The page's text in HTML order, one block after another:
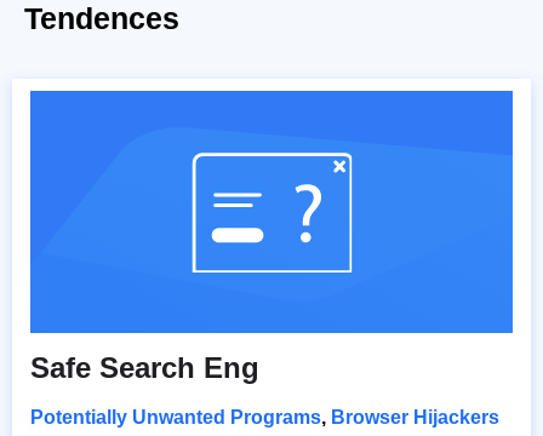
Tendences
Safe Search Eng
Potentially Unwanted Programs, Browser Hijackers